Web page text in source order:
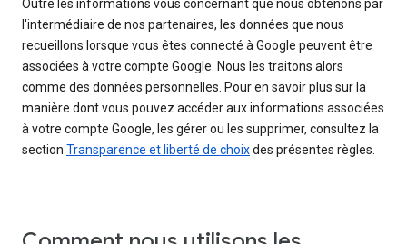
Outre les informations vous concernant que nous obtenons par
l'intermédiaire de nos partenaires, les données que nous
recueillons lorsque vous êtes connecté à Google peuvent être
associées à votre compte Google. Nous les traitons alors
comme des données personnelles. Pour en savoir plus sur la
manière dont vous pouvez accéder aux informations associées
à votre compte Google, les gérer ou les supprimer, consultez la
section Transparence et liberté de choixdes présentes règles.